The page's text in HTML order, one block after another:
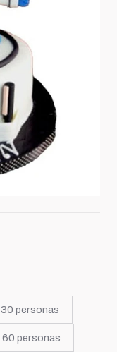
30 personas
60 personas